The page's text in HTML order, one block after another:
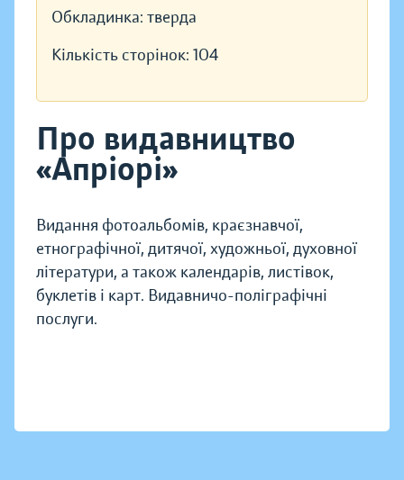
Обкладинка: тверда
Кількість сторінок: 104
Про видавництво
«Апріорі»
Видання фотоальбомів, краєзнавчої,
етнографічної, дитячої, художньої, духовної
літератури, а також календарів, листівок,
буклетів і карт. Видавничо-поліграфічні
послуги.